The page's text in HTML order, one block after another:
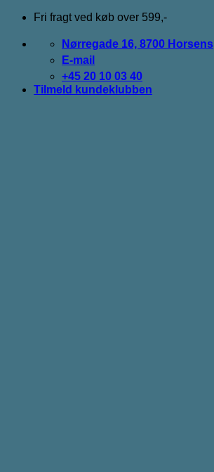
Fortsæt
indhold
Fri fragt ved køb over 599,-
Nørregade 16, 8700 Horsens
E-mail
+45 20 10 03 40
Tilmeld kundeklubben